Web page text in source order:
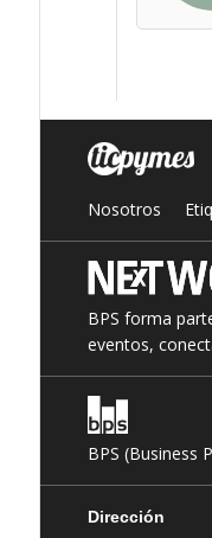
Nosotros
BPS forma
eventos,
BPS (Business
Dirección